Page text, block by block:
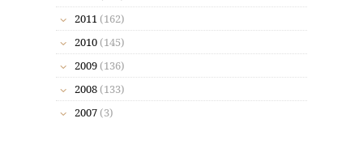
2011 (162)
2010 (145)
2009 (136)
2008 (133)
2007 (3)